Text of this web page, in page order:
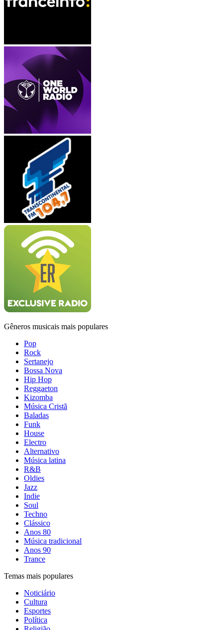
Gêneros musicais mais populares
Pop
Rock
Sertanejo
Bossa Nova
Hip Hop
Reggaeton
Kizomba
Música Cristã
Baladas
Funk
House
Electro
Alternativo
Música latina
R&B
Oldies
Jazz
Indie
Soul
Techno
Clássico
Anos 80
Música tradicional
Anos 90
Trance
Temas mais populares
Noticiário
Cultura
Esportes
Política